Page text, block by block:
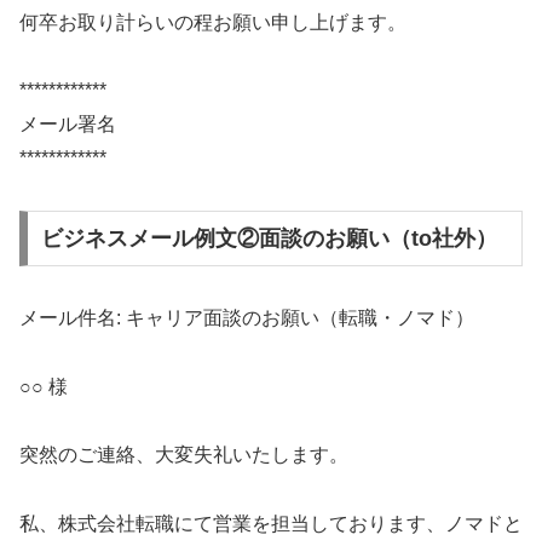
何卒お取り計らいの程お願い申し上げます。
************
メール署名
************
ビジネスメール例文②面談のお願い（to社外）
メール件名: キャリア面談のお願い（転職・ノマド）
○○ 様
突然のご連絡、大変失礼いたします。
私、株式会社転職にて営業を担当しております、ノマドと